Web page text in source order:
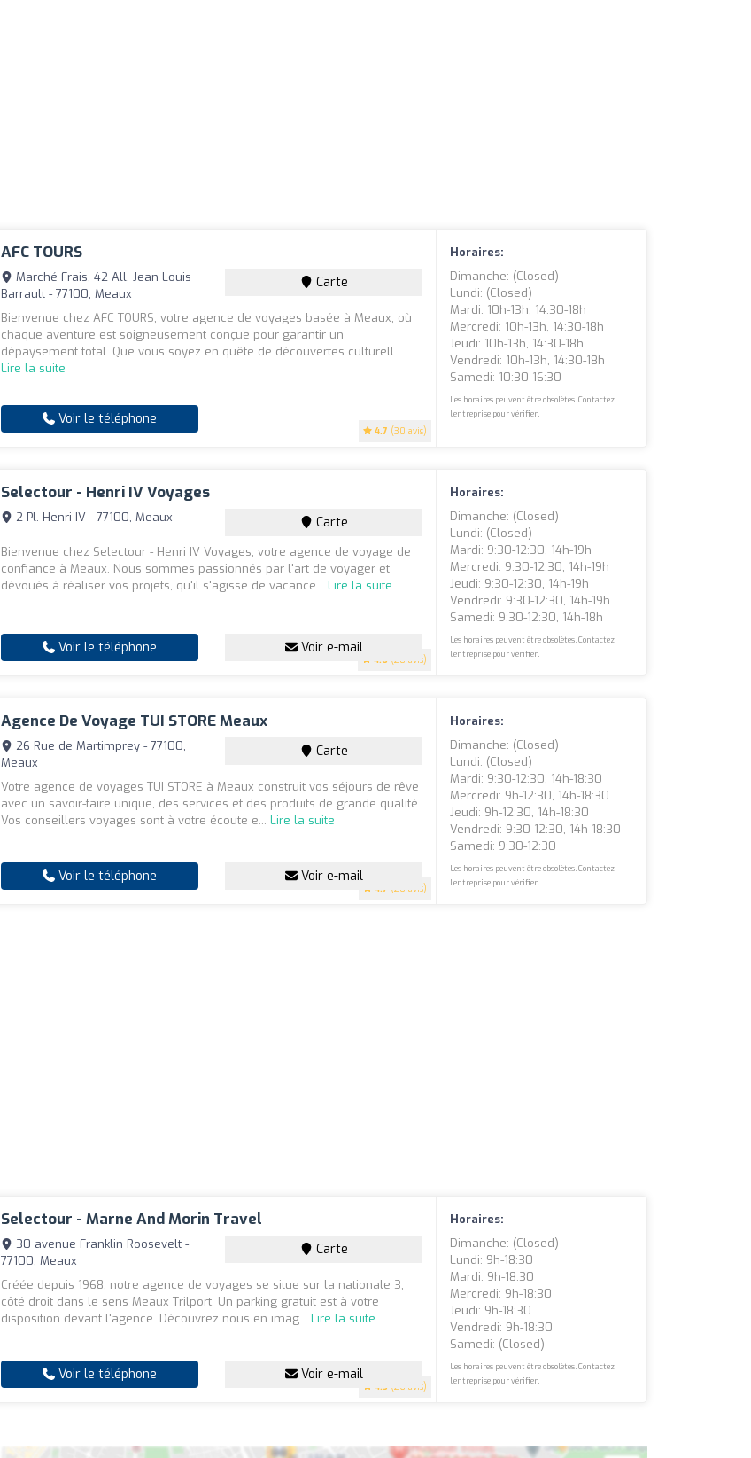
AFC TOURS
4.7 (30 avis)
Marché Frais, 42 All. Jean Louis
Barrault - 77100, Meaux
Carte
Bienvenue chez AFC TOURS, votre agence de voyages basée à Meaux, où
chaque aventure est soigneusement conçue pour garantir un
dépaysement total. Que vous soyez en quête de découvertes culturell...
Lire la suite
Voir le téléphone
Horaires:
Dimanche: (closed)
Lundi: (closed)
Mardi: 10h-13h, 14:30-18h
Mercredi: 10h-13h, 14:30-18h
Jeudi: 10h-13h, 14:30-18h
Vendredi: 10h-13h, 14:30-18h
Samedi: 10:30-16:30
Les horaires peuvent être obsolètes. Contactez
l'entreprise pour vérifier.
Selectour - Henri IV Voyages
4.6 (28 avis)
2 Pl. Henri IV - 77100, Meaux Carte
Bienvenue chez Selectour - Henri IV Voyages, votre agence de voyage de
confiance à Meaux. Nous sommes passionnés par l'art de voyager et
dévoués à réaliser vos projets, qu'il s'agisse de vacance...Lire la suite
Voir le téléphone Voir e-mail
Horaires:
Dimanche: (closed)
Lundi: (closed)
Mardi: 9:30-12:30, 14h-19h
Mercredi: 9:30-12:30, 14h-19h
Jeudi: 9:30-12:30, 14h-19h
Vendredi: 9:30-12:30, 14h-19h
Samedi: 9:30-12:30, 14h-18h
Les horaires peuvent être obsolètes. Contactez
l'entreprise pour vérifier.
Agence De Voyage TUI STORE Meaux
4.7 (20 avis)
26 Rue de Martimprey - 77100,
Meaux
Carte
Votre agence de voyages TUI STORE à Meaux construit vos séjours de rêve
avec un savoir-faire unique, des services et des produits de grande qualité.
Vos conseillers voyages sont à votre écoute e...Lire la suite
Voir le téléphone Voir e-mail
Horaires:
Dimanche: (closed)
Lundi: (closed)
Mardi: 9:30-12:30, 14h-18:30
Mercredi: 9h-12:30, 14h-18:30
Jeudi: 9h-12:30, 14h-18:30
Vendredi: 9:30-12:30, 14h-18:30
Samedi: 9:30-12:30
Les horaires peuvent être obsolètes. Contactez
l'entreprise pour vérifier.
Selectour - Marne And Morin Travel
4.5 (26 avis)
30 avenue Franklin Roosevelt -
77100, Meaux
Carte
Créée depuis 1968, notre agence de voyages se situe sur la nationale 3,
côté droit dans le sens Meaux Trilport. Un parking gratuit est à votre
disposition devant l'agence. Découvrez nous en imag...Lire la suite
Voir le téléphone Voir e-mail
Horaires:
Dimanche: (closed)
Lundi: 9h-18:30
Mardi: 9h-18:30
Mercredi: 9h-18:30
Jeudi: 9h-18:30
Vendredi: 9h-18:30
Samedi: (closed)
Les horaires peuvent être obsolètes. Contactez
l'entreprise pour vérifier.